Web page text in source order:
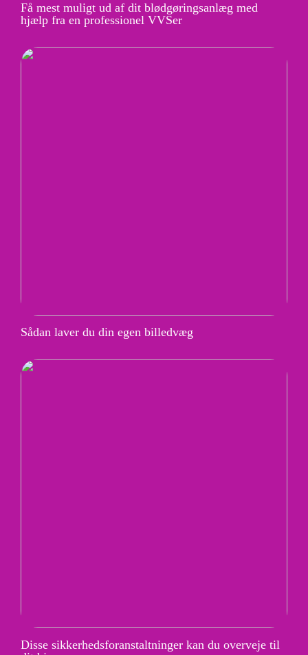
Få mest muligt ud af dit blødgøringsanlæg med
hjælp fra en professionel VVSer
Sådan laver du din egen billedvæg
Disse sikkerhedsforanstaltninger kan du overveje til